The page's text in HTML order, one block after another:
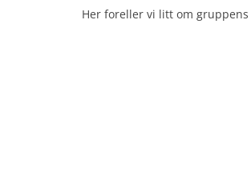
Her foreller vi litt om